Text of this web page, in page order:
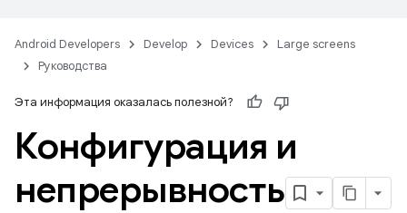
Android Developers Develop Devices
Large screens
Руководства
Эта информация оказалась полезной?
Конфигурация и
непрерывность